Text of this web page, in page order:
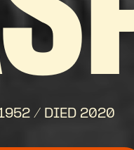
/ DIED 2020